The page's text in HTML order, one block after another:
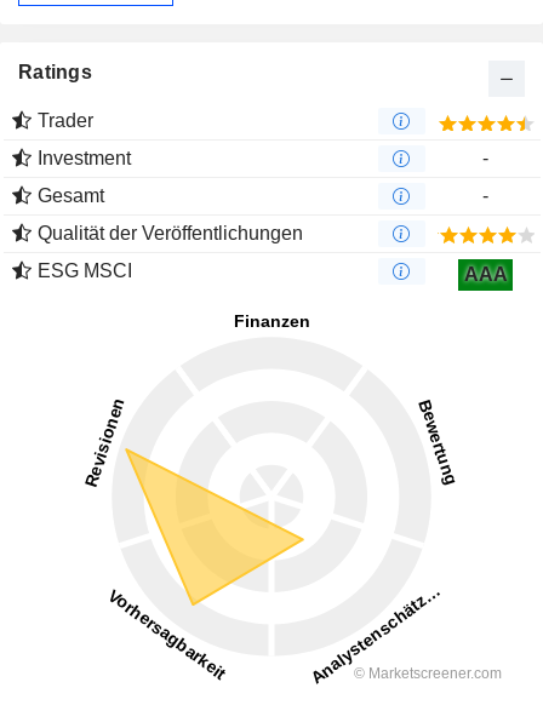
Ratings
Trader
Investment
-
Gesamt
-
Qualität der Veröffentlichungen
ESG MSCI
AAA